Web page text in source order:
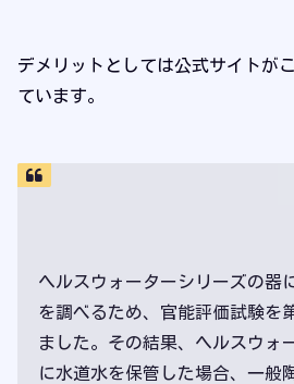
デメリットとしては公式サイトが
ています。
ヘルスウォーターシリーズの器
を調べるため、官能評価試験を
ました。その結果、ヘルスウォ
に水道水を保管した場合、一般